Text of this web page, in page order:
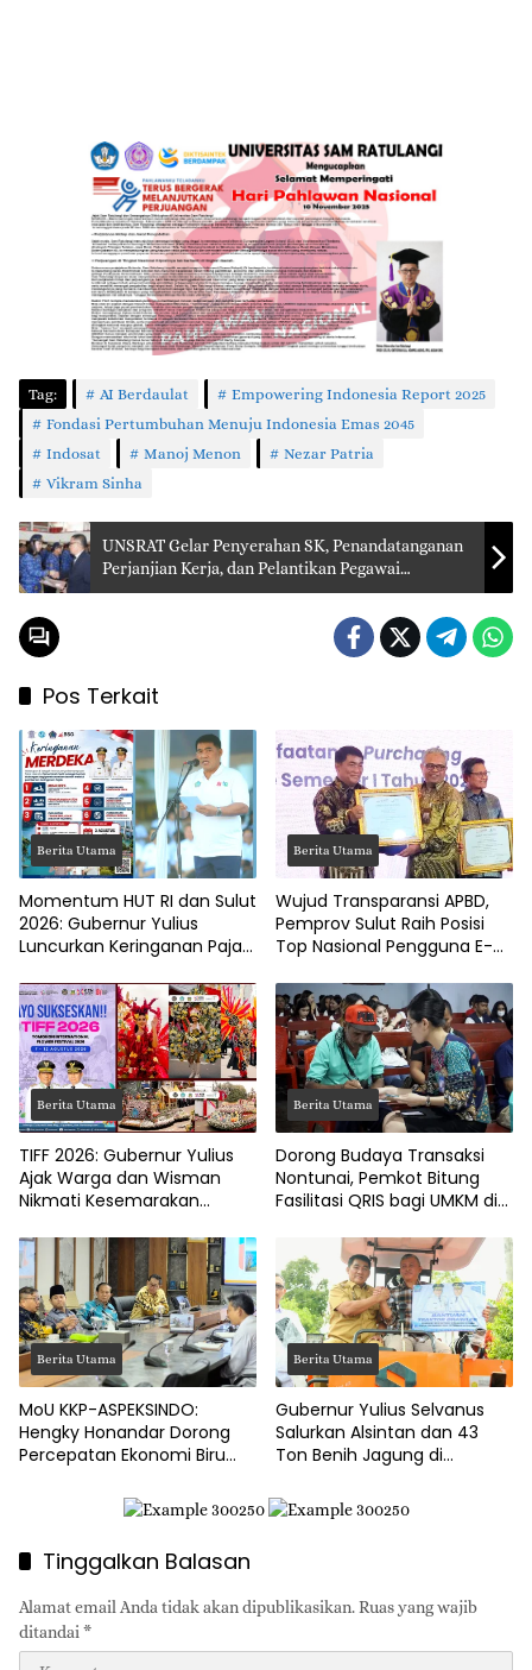
Tag: AI Berdaulat
Empowering Indonesia Report 2025
Fondasi Pertumbuhan Menuju Indonesia Emas 2045
Indosat
Manoj Menon
Nezar Patria
Vikram Sinha
UNSRAT Gelar Penyerahan SK, Penandatanganan
Perjanjian Kerja, dan Pelantikan Pegawai
Pemerintah dengan Perjanjian Kerja (PPPK)
Pos Terkait
Berita Utama
Momentum HUT RI dan Sulut
2026: Gubernur Yulius
Luncurkan Keringanan Pajak
Berita Utama
Wujud Transparansi APBD,
Pemprov Sulut Raih Posisi
Top Nasional Pengguna E-
Berita Utama
TIFF 2026: Gubernur Yulius
Ajak Warga dan Wisman
Nikmati Kesemarakan
Berita Utama
Dorong Budaya Transaksi
Nontunai, Pemkot Bitung
Fasilitasi QRIS bagi UMKM di
Berita Utama
MoU KKP-ASPEKSINDO:
Hengky Honandar Dorong
Percepatan Ekonomi Biru
Berita Utama
Gubernur Yulius Selvanus
Salurkan Alsintan dan 43
Ton Benih Jagung di
Tinggalkan Balasan
Alamat email Anda tidak akan dipublikasikan.Ruas yang wajib
ditandai *